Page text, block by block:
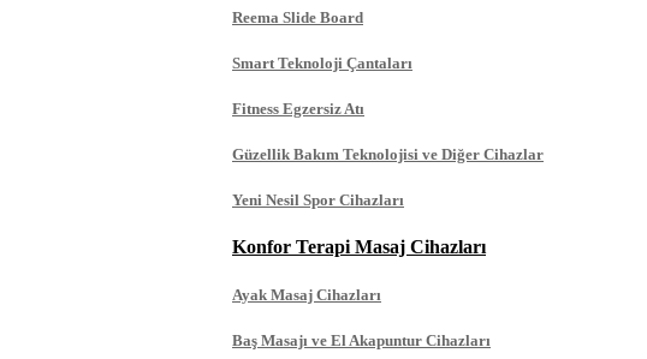
Reema Slide Board
Smart Teknoloji Çantaları
Fitness Egzersiz Atı
Güzellik Bakım Teknolojisi ve Diğer Cihazlar
Yeni Nesil Spor Cihazları
Konfor Terapi Masaj Cihazları
Ayak Masaj Cihazları
Baş Masajı ve El Akapuntur Cihazları